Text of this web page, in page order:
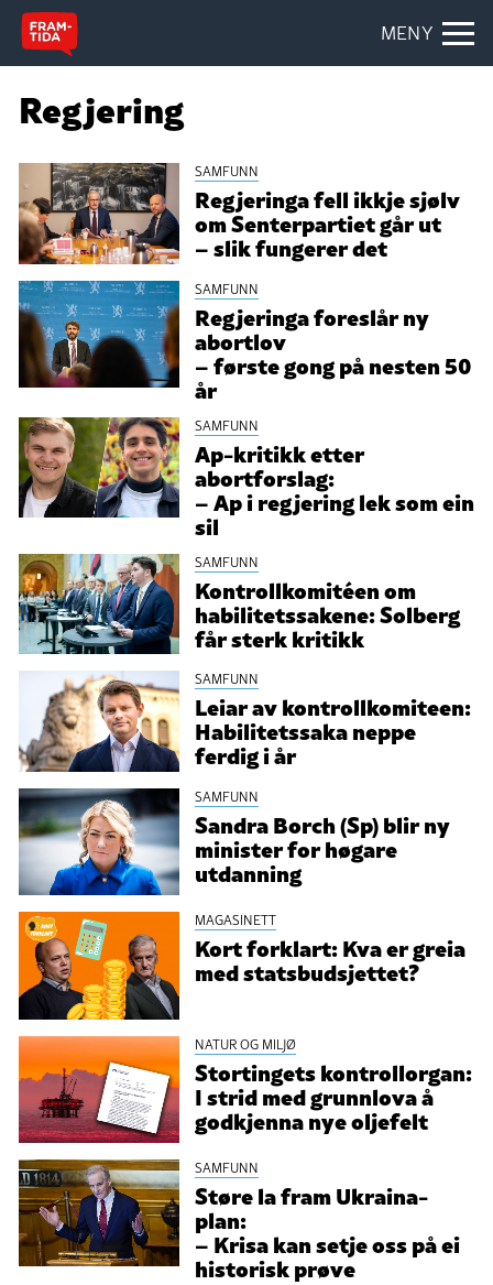
MENY
Regjering
SAMFUNN
Regjeringa fell ikkje sjølv
om Senterpartiet går ut
– slik fungerer det
SAMFUNN
Regjeringa foreslår ny
abortlov
– første gong på nesten 50
år
SAMFUNN
Ap-kritikk etter
abortforslag:
– Ap i regjering lek som ein
sil
SAMFUNN
Kontrollkomitéen om
habilitetssakene: Solberg
får sterk kritikk
SAMFUNN
Leiar av kontrollkomiteen:
Habilitetssaka neppe
ferdig i år
SAMFUNN
Sandra Borch (Sp) blir ny
minister for høgare
utdanning
MAGASINETT
Kort forklart: Kva er greia
med statsbudsjettet?
NATUR OG MILJØ
Stortingets kontrollorgan:
I strid med grunnlova å
godkjenna nye oljefelt
SAMFUNN
Støre la fram Ukraina-
plan:
– Krisa kan setje oss på ei
historisk prøve